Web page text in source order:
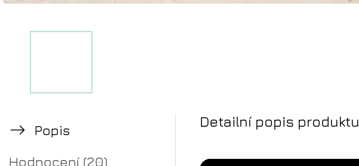
Popis
Hodnocení (20)
Detailní popis produktu